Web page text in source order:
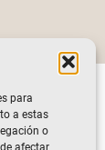
para
a estas
o
afectar